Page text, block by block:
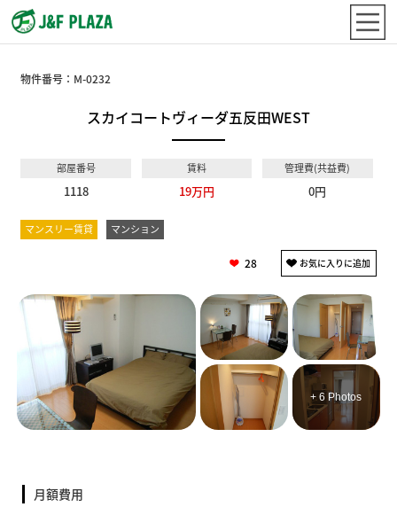
物件番号： M-0232
スカイコートヴィーダ五反田WEST
部屋番号
1118
賃料
19万円
管理費(共益費)
0円
マンスリー賃貸 マンション
28
+ 6 Photos
月額費用